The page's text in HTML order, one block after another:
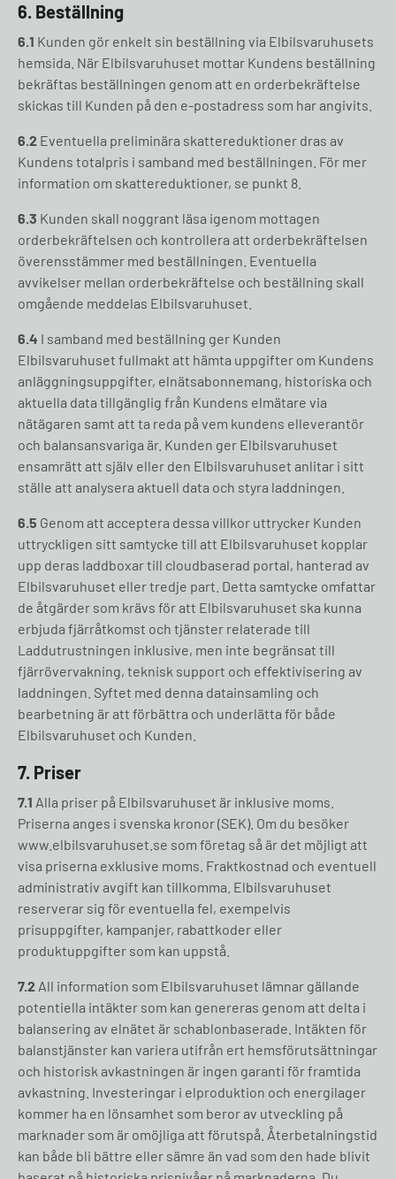
6. Beställning
6.1 Kunden gör enkelt sin beställning via Elbilsvaruhusets
hemsida. När Elbilsvaruhuset mottar Kundens beställning
bekräftas beställningen genom att en orderbekräftelse
skickas till Kunden på den e-postadress som har angivits.
6.2 Eventuella preliminära skattereduktioner dras av
Kundens totalpris i samband med beställningen. För mer
information om skattereduktioner, se punkt 8.
6.3 Kunden skall noggrant läsa igenom mottagen
orderbekräftelsen och kontrollera att orderbekräftelsen
överensstämmer med beställningen. Eventuella
avvikelser mellan orderbekräftelse och beställning skall
omgående meddelas Elbilsvaruhuset.
6.4 I samband med beställning ger Kunden
Elbilsvaruhuset fullmakt att hämta uppgifter om Kundens
anläggningsuppgifter, elnätsabonnemang, historiska och
aktuella data tillgänglig från Kundens elmätare via
nätägaren samt att ta reda på vem kundens elleverantör
och balansansvariga är. Kunden ger Elbilsvaruhuset
ensamrätt att själv eller den Elbilsvaruhuset anlitar i sitt
ställe att analysera aktuell data och styra laddningen.
6.5 Genom att acceptera dessa villkor uttrycker Kunden
uttryckligen sitt samtycke till att Elbilsvaruhuset kopplar
upp deras laddboxar till cloudbaserad portal, hanterad av
Elbilsvaruhuset eller tredje part. Detta samtycke omfattar
de åtgärder som krävs för att Elbilsvaruhuset ska kunna
erbjuda fjärråtkomst och tjänster relaterade till
Laddutrustningen inklusive, men inte begränsat till
fjärrövervakning, teknisk support och effektivisering av
laddningen. Syftet med denna datainsamling och
bearbetning är att förbättra och underlätta för både
Elbilsvaruhuset och Kunden.
7. Priser
7.1 Alla priser på Elbilsvaruhuset är inklusive moms.
Priserna anges i svenska kronor (SEK). Om du besöker
www.elbilsvaruhuset.se som företag så är det möjligt att
visa priserna exklusive moms. Fraktkostnad och eventuell
administrativ avgift kan tillkomma. Elbilsvaruhuset
reserverar sig för eventuella fel, exempelvis
prisuppgifter, kampanjer, rabattkoder eller
produktuppgifter som kan uppstå.
7.2 All information som Elbilsvaruhuset lämnar gällande
potentiella intäkter som kan genereras genom att delta i
balansering av elnätet är schablonbaserade. Intäkten för
balanstjänster kan variera utifrån ert hemsförutsättningar
och historisk avkastningen är ingen garanti för framtida
avkastning. Investeringar i elproduktion och energilager
kommer ha en lönsamhet som beror av utveckling på
marknader som är omöjliga att förutspå. Återbetalningstid
kan både bli bättre eller sämre än vad som den hade blivit